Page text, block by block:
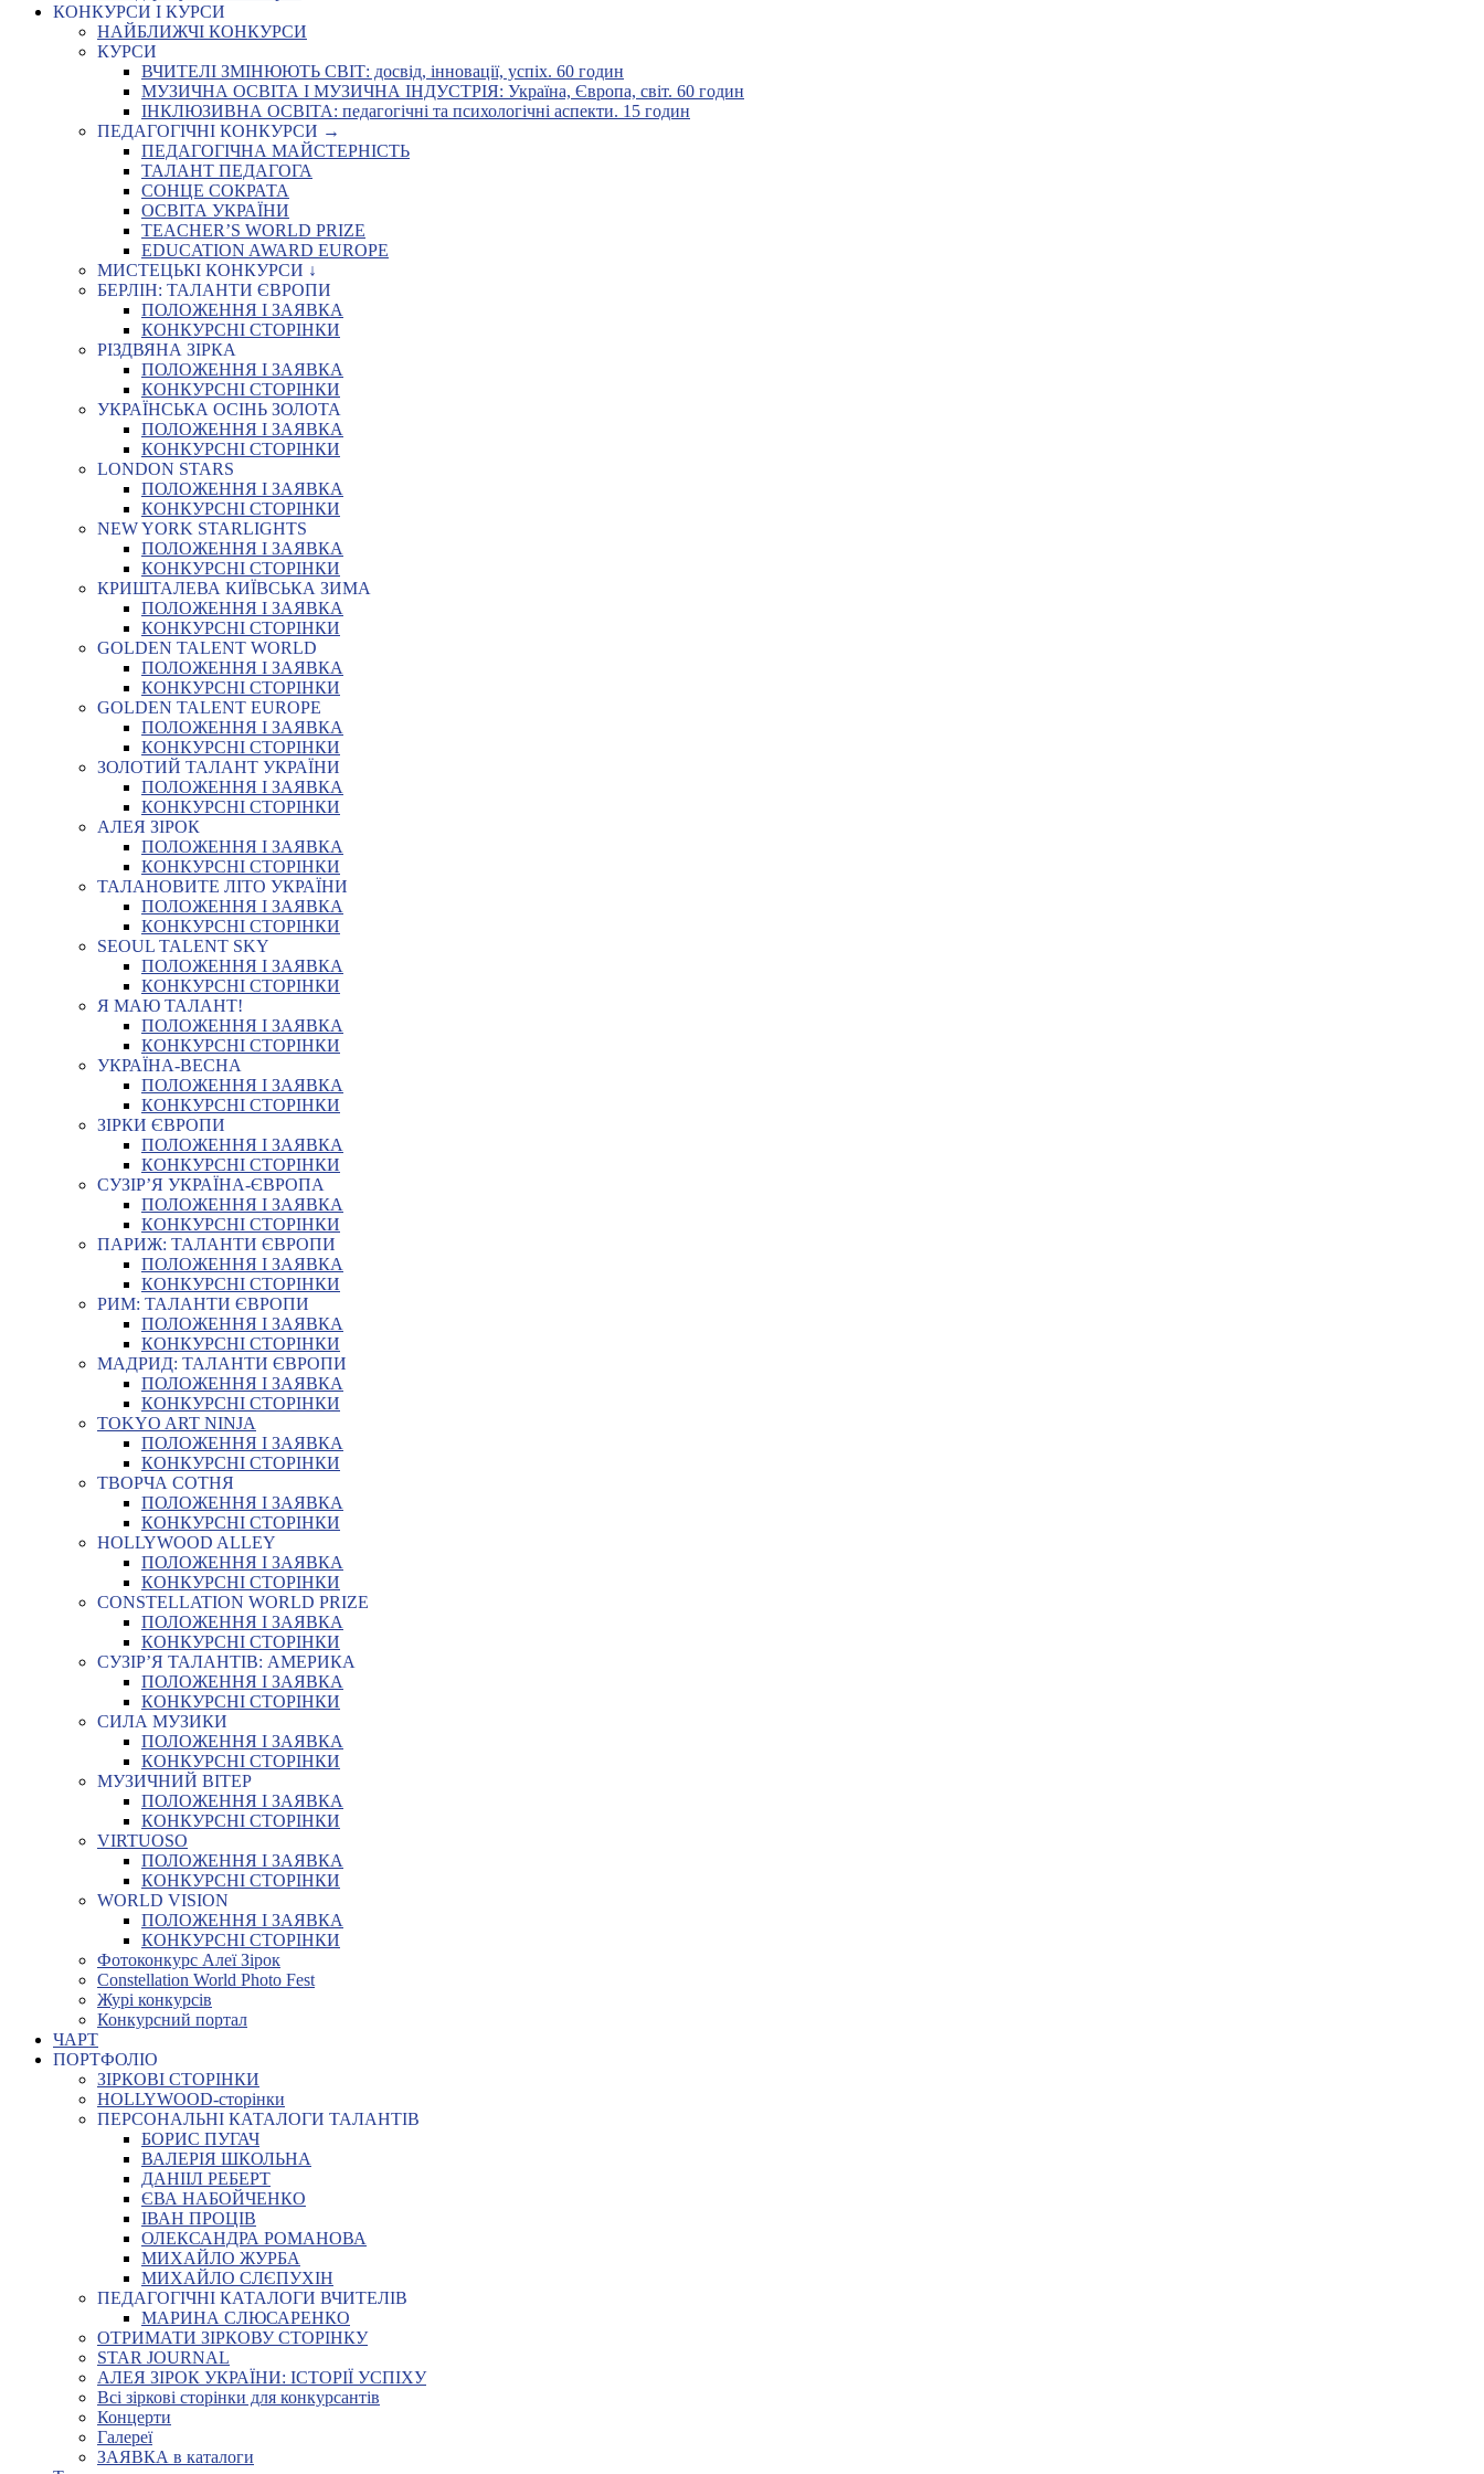
КОНКУРСИ І КУРСИ
НАЙБЛИЖЧІ КОНКУРСИ
КУРСИ
ВЧИТЕЛІ ЗМІНЮЮТЬ СВІТ: досвід, інновації, успіх. 60 годин
МУЗИЧНА ОСВІТА І МУЗИЧНА ІНДУСТРІЯ: Україна, Європа, світ. 60 годин
ІНКЛЮЗИВНА ОСВІТА: педагогічні та психологічні аспекти. 15 годин
ПЕДАГОГІЧНІ КОНКУРСИ →
ПЕДАГОГІЧНА МАЙСТЕРНІСТЬ
ТАЛАНТ ПЕДАГОГА
СОНЦЕ СОКРАТА
ОСВІТА УКРАЇНИ
TEACHER’S WORLD PRIZE
EDUCATION AWARD EUROPE
МИСТЕЦЬКІ КОНКУРСИ ↓
БЕРЛІН: ТАЛАНТИ ЄВРОПИ
ПОЛОЖЕННЯ І ЗАЯВКА
КОНКУРСНІ СТОРІНКИ
РІЗДВЯНА ЗІРКА
ПОЛОЖЕННЯ І ЗАЯВКА
КОНКУРСНІ СТОРІНКИ
УКРАЇНСЬКА ОСІНЬ ЗОЛОТА
ПОЛОЖЕННЯ І ЗАЯВКА
КОНКУРСНІ СТОРІНКИ
LONDON STARS
ПОЛОЖЕННЯ І ЗАЯВКА
КОНКУРСНІ СТОРІНКИ
NEW YORK STARLIGHTS
ПОЛОЖЕННЯ І ЗАЯВКА
КОНКУРСНІ СТОРІНКИ
КРИШТАЛЕВА КИЇВСЬКА ЗИМА
ПОЛОЖЕННЯ І ЗАЯВКА
КОНКУРСНІ СТОРІНКИ
GOLDEN TALENT WORLD
ПОЛОЖЕННЯ І ЗАЯВКА
КОНКУРСНІ СТОРІНКИ
GOLDEN TALENT EUROPE
ПОЛОЖЕННЯ І ЗАЯВКА
КОНКУРСНІ СТОРІНКИ
ЗОЛОТИЙ ТАЛАНТ УКРАЇНИ
ПОЛОЖЕННЯ І ЗАЯВКА
КОНКУРСНІ СТОРІНКИ
АЛЕЯ ЗІРОК
ПОЛОЖЕННЯ І ЗАЯВКА
КОНКУРСНІ СТОРІНКИ
ТАЛАНОВИТЕ ЛІТО УКРАЇНИ
ПОЛОЖЕННЯ І ЗАЯВКА
КОНКУРСНІ СТОРІНКИ
SEOUL TALENT SKY
ПОЛОЖЕННЯ І ЗАЯВКА
КОНКУРСНІ СТОРІНКИ
Я МАЮ ТАЛАНТ!
ПОЛОЖЕННЯ І ЗАЯВКА
КОНКУРСНІ СТОРІНКИ
УКРАЇНА-ВЕСНА
ПОЛОЖЕННЯ І ЗАЯВКА
КОНКУРСНІ СТОРІНКИ
ЗІРКИ ЄВРОПИ
ПОЛОЖЕННЯ І ЗАЯВКА
КОНКУРСНІ СТОРІНКИ
СУЗІР’Я УКРАЇНА-ЄВРОПА
ПОЛОЖЕННЯ І ЗАЯВКА
КОНКУРСНІ СТОРІНКИ
ПАРИЖ: ТАЛАНТИ ЄВРОПИ
ПОЛОЖЕННЯ І ЗАЯВКА
КОНКУРСНІ СТОРІНКИ
РИМ: ТАЛАНТИ ЄВРОПИ
ПОЛОЖЕННЯ І ЗАЯВКА
КОНКУРСНІ СТОРІНКИ
МАДРИД: ТАЛАНТИ ЄВРОПИ
ПОЛОЖЕННЯ І ЗАЯВКА
КОНКУРСНІ СТОРІНКИ
TOKYO ART NINJA
ПОЛОЖЕННЯ І ЗАЯВКА
КОНКУРСНІ СТОРІНКИ
ТВОРЧА СОТНЯ
ПОЛОЖЕННЯ І ЗАЯВКА
КОНКУРСНІ СТОРІНКИ
HOLLYWOOD ALLEY
ПОЛОЖЕННЯ І ЗАЯВКА
КОНКУРСНІ СТОРІНКИ
CONSTELLATION WORLD PRIZE
ПОЛОЖЕННЯ І ЗАЯВКА
КОНКУРСНІ СТОРІНКИ
СУЗІР’Я ТАЛАНТІВ: АМЕРИКА
ПОЛОЖЕННЯ І ЗАЯВКА
КОНКУРСНІ СТОРІНКИ
СИЛА МУЗИКИ
ПОЛОЖЕННЯ І ЗАЯВКА
КОНКУРСНІ СТОРІНКИ
МУЗИЧНИЙ ВІТЕР
ПОЛОЖЕННЯ І ЗАЯВКА
КОНКУРСНІ СТОРІНКИ
VIRTUOSO
ПОЛОЖЕННЯ І ЗАЯВКА
КОНКУРСНІ СТОРІНКИ
WORLD VISION
ПОЛОЖЕННЯ І ЗАЯВКА
КОНКУРСНІ СТОРІНКИ
Фотоконкурс Алеї Зірок
Constellation World Photo Fest
Журі конкурсів
Конкурсний портал
ЧАРТ
ПОРТФОЛІО
ЗІРКОВІ СТОРІНКИ
HOLLYWOOD-сторінки
ПЕРСОНАЛЬНІ КАТАЛОГИ ТАЛАНТІВ
БОРИС ПУГАЧ
ВАЛЕРІЯ ШКОЛЬНА
ДАНІІЛ РЕБЕРТ
ЄВА НАБОЙЧЕНКО
ІВАН ПРОЦІВ
ОЛЕКСАНДРА РОМАНОВА
МИХАЙЛО ЖУРБА
МИХАЙЛО СЛЄПУХІН
ПЕДАГОГІЧНІ КАТАЛОГИ ВЧИТЕЛІВ
МАРИНА СЛЮСАРЕНКО
ОТРИМАТИ ЗІРКОВУ СТОРІНКУ
STAR JOURNAL
АЛЕЯ ЗІРОК УКРАЇНИ: ІСТОРІЇ УСПІХУ
Всі зіркові сторінки для конкурсантів
Концерти
Галереї
ЗАЯВКА в каталоги